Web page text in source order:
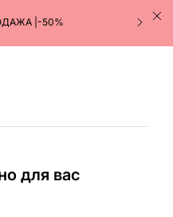
|-50%
для вас